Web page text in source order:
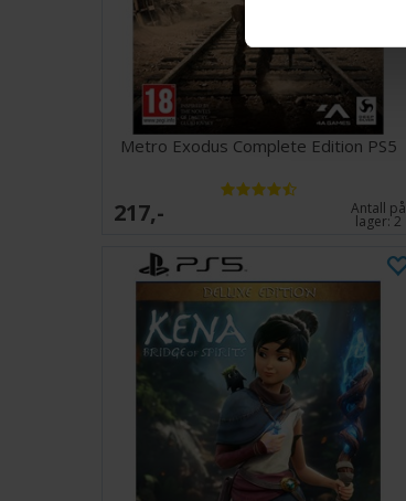
Metro Exodus Complete Edition PS5
217,- Antall på
lager:2